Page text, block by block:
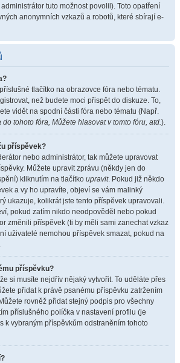
tuto možnost povolil). Toto opatření
anonymních vzkazů a robotů, které sbírají e-
tlačítko na obrazovce fóra nebo tématu.
než budete moci přispět do diskuze. To,
vidět na spodní části fóra nebo tématu (Např.
tohoto fóra, Můžete hlasovat v tomto fóru, atd.).
příspěvek?
nebo administrátor, tak můžete upravovat
Můžete upravit zprávu (někdy jen do
kliknutím na tlačítko upravit. Pokud již někdo
a vy ho upravíte, objeví se vám malinký
ukazuje, kolikrát jste tento příspěvek upravovali.
pokud zatím nikdo neodpověděl nebo pokud
změnili příspěvek (ti by měli sami zanechat vzkaz
uživatelé nemohou příspěvek smazat, pokud na
příspěvku?
si musíte nejdřív nějaký vytvořit. To uděláte přes
přidat k právě psanému příspěvku zatržením
rovněž přidat stejný podpis pro všechny
příslušného políčka v nastavení profilu (je
k vybraným příspěvkům odstraněním tohoto